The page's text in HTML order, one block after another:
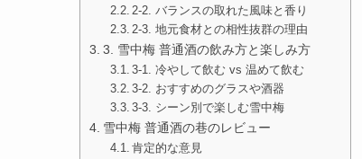
2-2. バランスの取れた風味と香り
2-3. 地元食材との相性抜群の理由
3. 雪中梅 普通酒の飲み方と楽しみ方
3-1. 冷やして飲む vs 温めて飲む
3-2. おすすめのグラスや酒器
3-3. シーン別で楽しむ雪中梅
雪中梅 普通酒の巷のレビュー
肯定的な意見